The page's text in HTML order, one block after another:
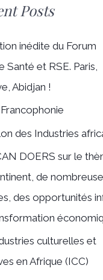
Posts
inédite du Forum
Santé et RSE. Paris,
Abidjan !
des Industries
DOERS sur le
de
des opportunités
culturelles et
en Afrique (ICC)